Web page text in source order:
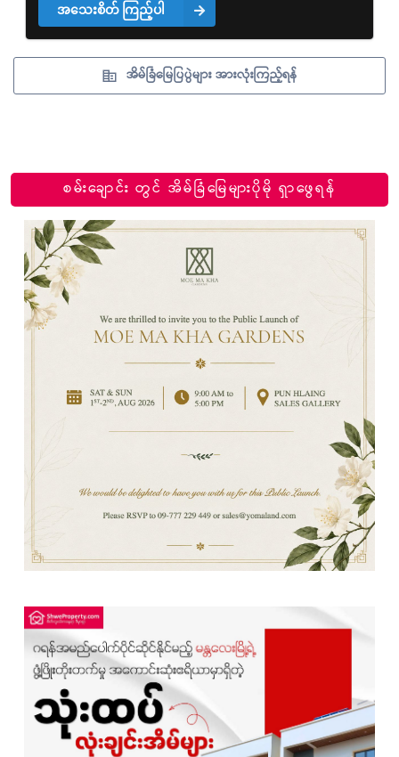
အသေးစိတ် ကြည့်ပါ
အိမ်ခြံမြေပြပွဲများ အားလုံးကြည့်ရန်
စမ်းချောင်း တွင် အိမ်ခြံမြေများပိုမို ရှာဖွေရန်